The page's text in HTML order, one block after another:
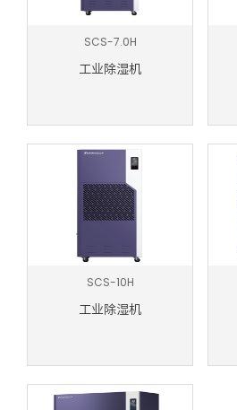
SCS-7.0H
工业除湿机
SCS-10H
工业除湿机